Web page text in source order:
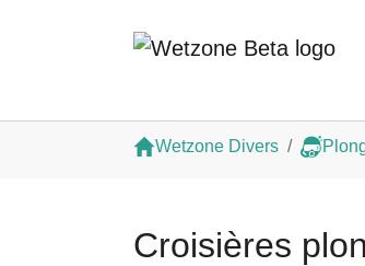
Wetzone Divers
Croisières